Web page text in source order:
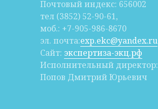
Почтовый индекс: 656002
тел (3852) 52-90-61,
моб.: +7-905-986-8670
эл. почта:exp.ekc@yandex.ru
Сайт: экспертиза-экц.рф
Исполнительный директор:
Попов Дмитрий Юрьевич